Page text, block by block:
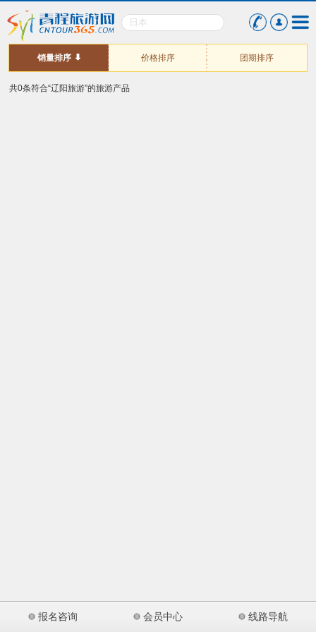
销量排序 价格排序 团期排序
共0条符合“辽阳旅游”的旅游产品
报名咨询 会员中心 线路导航